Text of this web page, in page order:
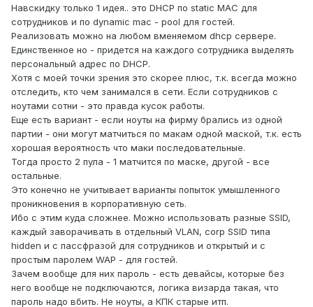
Навскидку только 1 идея.. это DHCP по static MAC для
сотрудников и по dynamic mac - pool для гостей.
Реализовать можно на любом вменяемом dhcp сервере.
Единственное но - придется на каждого сотрудника выделять
персональный адрес по DHCP.
Хотя с моей точки зрения это скорее плюс, т.к. всегда можно
отследить, кто чем занимался в сети. Если сотрудников с
ноутами сотни - это правда кусок работы.
Еще есть вариант - если ноуты на фирму брались из одной
партии - они могут матчиться по макам одной маской, т.к. есть
хорошая вероятность что маки последовательные.
Тогда просто 2 пула - 1 матчится по маске, другой - все
остальные.
Это конечно не учитывает варианты попыток умышленного
проникновения в корпоративную сеть.
Ибо с этим куда сложнее. Можно использовать разные SSID,
каждый заворачивать в отдельный VLAN, corp SSID типа
hidden и с пассфразой для сотрудников и открытый и с
простым паролем WAP - для гостей.
Зачем вообще для них пароль - есть девайсы, которые без
него вообще не подключаются, логика визарда такая, что
пароль надо вбить. Не ноуты, а КПК старые итп.